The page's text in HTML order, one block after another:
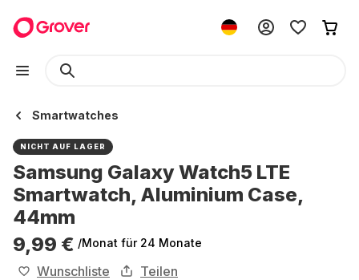
Smartwatches
NICHT AUF LAGER
Samsung Galaxy Watch5 LTE
Smartwatch, Aluminium Case,
44mm
9,99 € /Monat für 24 Monate
Wunschliste Teilen